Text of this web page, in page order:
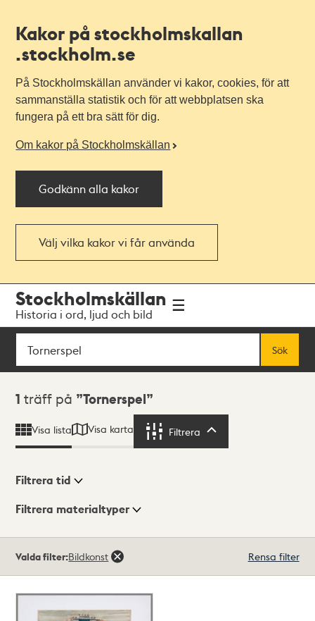
Kakor på stockholmskallan
.stockholm.se
På Stockholmskällan använder vi kakor, cookies, för att
sammanställa statistik och för att webbplatsen ska
fungera på ett bra sätt för dig.
Om kakor på Stockholmskällan
Godkänn alla kakor
Välj vilka kakor vi får använda
navigationen
huvudinnehållet
Stockholmskällan
Historia i ord, ljud och bild
Sök
Sök
Sökresultat
1 träff på Tornerspel
Visa lista Visa karta Filtrera
Visningsläge
Filtrera tid
Filtrera materialtyper
träffar
Valda filter:Bildkonst Rensa filter